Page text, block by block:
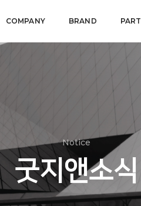
COMPANY BRAND
Notice
굿지앤소식